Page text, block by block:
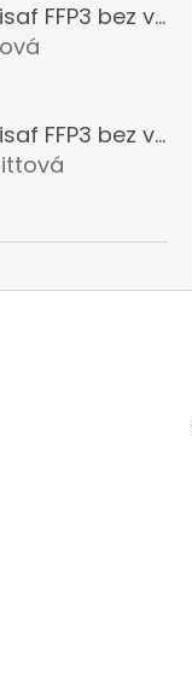
Polomaska Bisaf FFP3 bez ventilčeka 99 % , balenie 1 ks
je 5 z 5 hviezdičiek.
Polomaska Bisaf FFP3 bez ventilčeka , balenie 15 ks
je 5 z 5 hviezdičiek.